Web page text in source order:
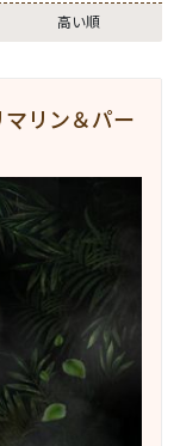
高い順
リン＆パー